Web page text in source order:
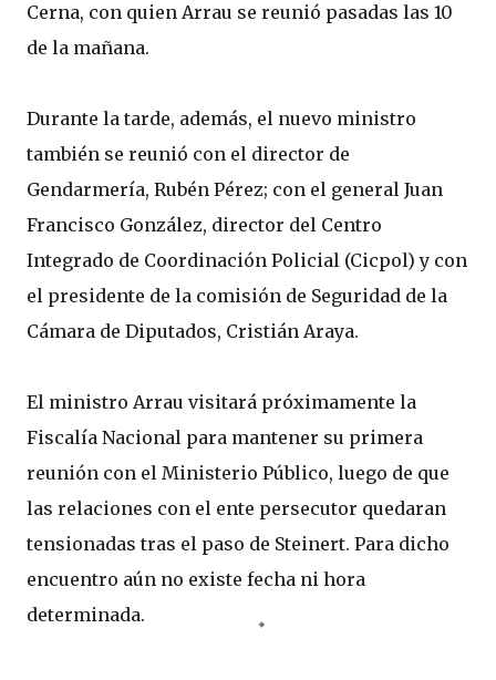
Cerna, con quien Arrau se reunió pasadas las 10
de la mañana.
Durante la tarde, además, el nuevo ministro
también se reunió con el director de
Gendarmería, Rubén Pérez; con el general Juan
Francisco González, director del Centro
Integrado de Coordinación Policial (Cicpol) y con
el presidente de la comisión de Seguridad de la
Cámara de Diputados, Cristián Araya.
El ministro Arrau visitará próximamente la
Fiscalía Nacional para mantener su primera
reunión con el Ministerio Público, luego de que
las relaciones con el ente persecutor quedaran
tensionadas tras el paso de Steinert. Para dicho
encuentro aún no existe fecha ni hora
determinada.